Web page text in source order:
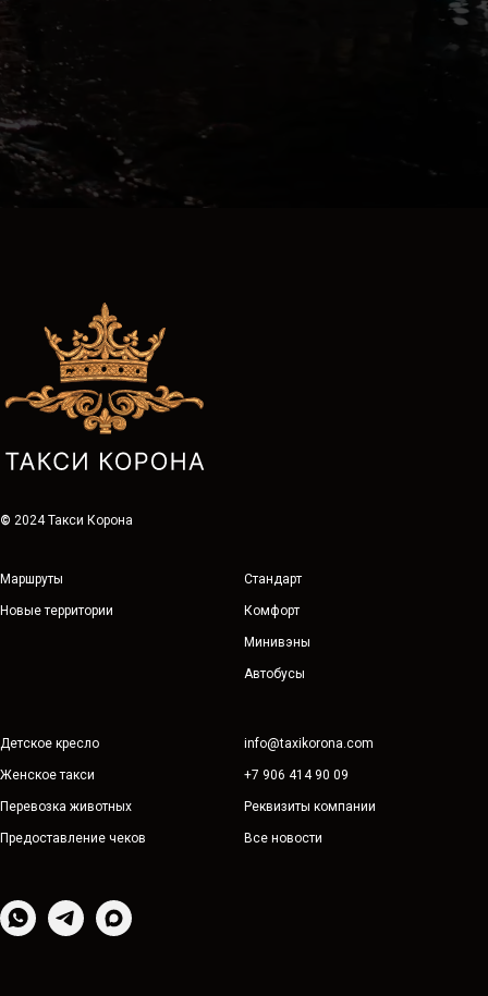
© 2024 Такси Корона
Маршруты
Новые территории
Стандарт
Комфорт
Минивэны
Автобусы
Детское кресло
Женское такси
Перевозка животных
Предоставление чеков
info@taxikorona.com
+7 906 414 90 09
Реквизиты компании
Все новости